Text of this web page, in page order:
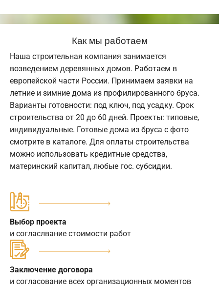
Как мы работаем
Наша строительная компания занимается
возведением деревянных домов. Работаем в
европейской части России. Принимаем заявки на
летние и зимние дома из профилированного бруса.
Варианты готовности: под ключ, под усадку. Срок
строительства от 20 до 60 дней. Проекты: типовые,
индивидуальные. Готовые дома из бруса с фото
смотрите в каталоге. Для оплаты строительства
можно использовать кредитные средства,
материнский капитал, любые гос. субсидии.
Выбор проекта
и согласлвание стоимости работ
Заключение договора
и согласование всех организационных моментов